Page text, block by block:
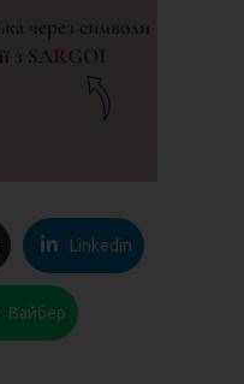
Linkedin
Вайбер